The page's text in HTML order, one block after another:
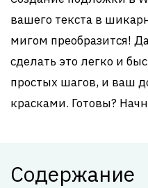
вашего текста в
мигом преобразится!
сделать это легко и
простых шагов, и ваш
красками. Готовы?
Содержание